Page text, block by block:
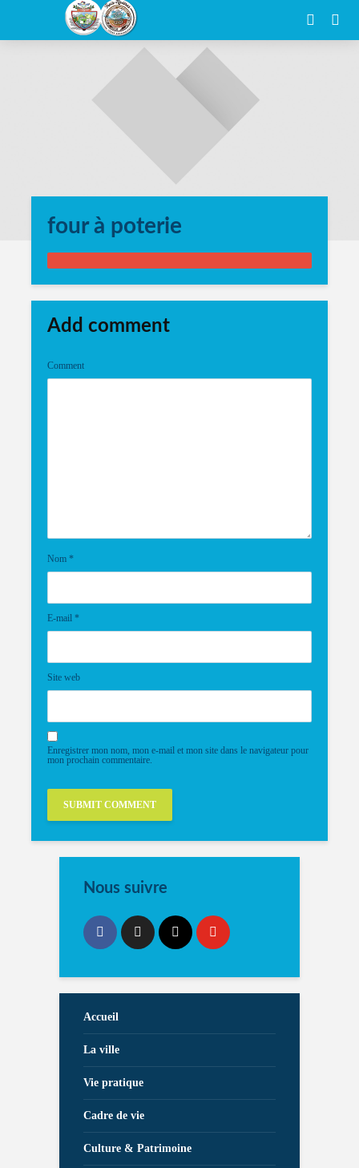
four à poterie
Add comment
Comment
Nom *
E-mail *
Site web
Enregistrer mon nom, mon e-mail et mon site dans le navigateur pour
mon prochain commentaire.
Nous suivre
Accueil
La ville
Vie pratique
Cadre de vie
Culture & Patrimoine